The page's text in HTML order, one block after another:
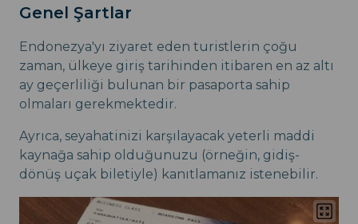
Genel Şartlar
Endonezya'yı ziyaret eden turistlerin çoğu
zaman, ülkeye giriş tarihinden itibaren en az altı
ay geçerliliği bulunan bir pasaporta sahip
olmaları gerekmektedir.
Ayrıca, seyahatinizi karşılayacak yeterli maddi
kaynağa sahip olduğunuzu (örneğin, gidiş-
dönüş uçak biletiyle) kanıtlamanız istenebilir.